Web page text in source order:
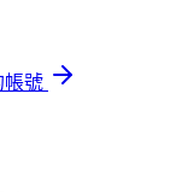
帳號